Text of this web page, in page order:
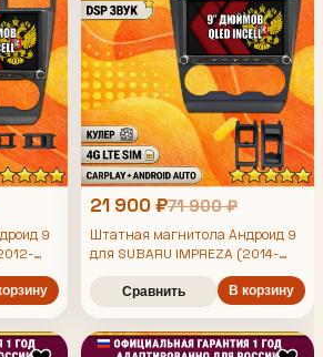
9
21 900 ₽71 900 ₽
Штатная магнитола Андроид 9
для SUBARU IMPREZA (2014-
XV, рамка черная матовая,
4/64гб, DSP, Topway TS105,
беспроводной CarPlay и Android
Auto, GPS и ГЛОНАСС
Сравнить В корзину